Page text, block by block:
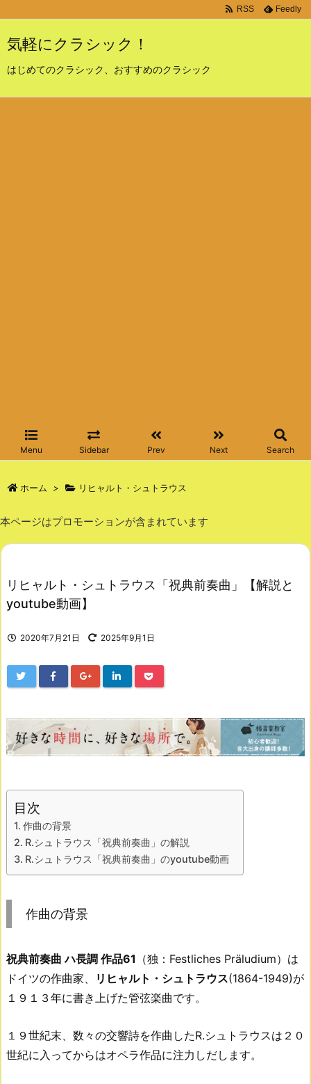
気軽にクラシック！
はじめてのクラシック、おすすめのクラシック
Menu Sidebar Prev Next Search
RSS Feedly
ホーム > リヒャルト・シュトラウス
本ページはプロモーションが含まれています
リヒャルト・シュトラウス「祝典前奏曲」【解説と
youtube動画】
2020年7月21日 2025年9月1日
目次
作曲の背景
R.シュトラウス「祝典前奏曲」の解説
R.シュトラウス「祝典前奏曲」のyoutube動画
作曲の背景
祝典前奏曲 ハ長調 作品61 （独：Festliches Präludium）は
ドイツの作曲家、
リヒャルト・シュトラウス(1864-1949)が
１９１３年に書き上げた管弦楽曲です。
１９世紀末、数々の交響詩を作曲したR.シュトラウスは２０
世紀に入ってからはオペラ作品に注力しだします。